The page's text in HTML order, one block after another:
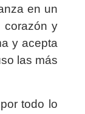
en un
corazón y
y acepta
las más
todo lo